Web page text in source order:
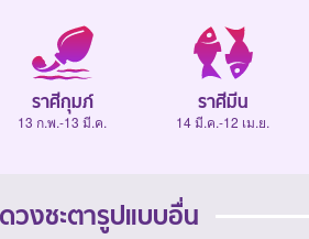
ราศีกุมภ์
13 ก.พ.-13 มี.ค.
ราศีมีน
14 มี.ค.-12 เม.ย.
วงชะตารูปแบบอื่น